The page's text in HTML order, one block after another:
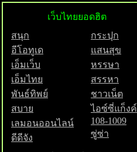
เว็บไทยยอดฮิต
สนุก
อีโอทูเด
เอ็มเว็บ
เอ็มไทย
พันธ์ทิพย์
สบาย
เลมอนออนไลน์
ดีดีจัง
กระปุก
แสนสุข
หรรษา
สรรหา
ชาวเน็ต
ไอซ์ซี่แก็งค์
108-1009
ซู่ซ่า